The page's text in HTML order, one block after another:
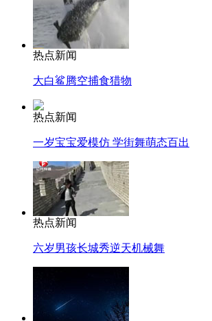
热点新闻
大白鲨腾空捕食猎物
热点新闻
一岁宝宝爱模仿 学街舞萌态百出
热点新闻
六岁男孩长城秀逆天机械舞